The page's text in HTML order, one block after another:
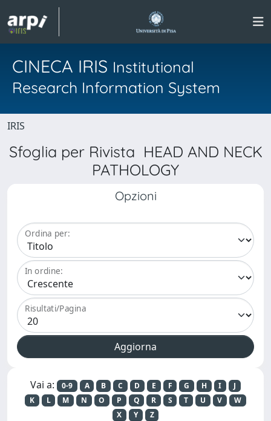
CINECA IRIS Institutional
Research Information System
IRIS
Sfoglia per Rivista HEAD AND NECK
PATHOLOGY
Opzioni
Ordina per:
In ordine:
Risultati/Pagina
Vai a: 0-9 A B C D E F G H I
J
K
L M N O P Q R S T U V
W
X
Y Z